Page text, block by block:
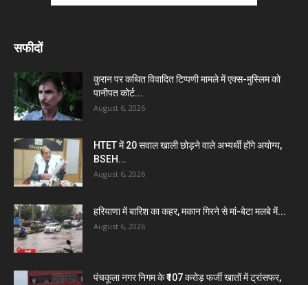
सफीदों
कुरान पर कथित विवादित टिप्पणी मामले में एक्स-मुस्लिम को
पानीपत कोर्ट...
August 6, 2026
HTET में 20 सवाल खाली छोड़ने वाले अभ्यर्थी होंगे अयोग्य,
BSEH...
August 6, 2026
हरियाणा में बारिश का कहर, मकान गिरने से मां-बेटा मलबे में...
August 6, 2026
पंचकूला नगर निगम के ₹107 करोड़ फर्जी खातों में ट्रांसफर,